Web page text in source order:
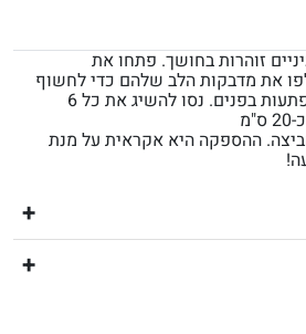
זוהרות בחושך. פתחו את
את מדבקות הלב שלהם כדי לחשוף
הפתעה נסתרת. יש 10 הפתעות בפנים. נסו להשיג את כל 6
ההספקה היא אקראית על מנת